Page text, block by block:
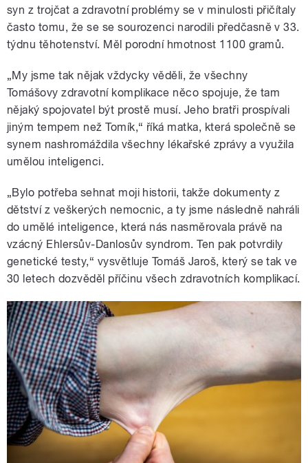
syn z trojčat a zdravotní problémy se v minulosti přičítaly
často tomu, že se se sourozenci narodili předčasně v 33.
týdnu těhotenství. Měl porodní hmotnost 1100 gramů.
„My jsme tak nějak vždycky věděli, že všechny
Tomášovy zdravotní komplikace něco spojuje, že tam
nějaký spojovatel být prostě musí. Jeho bratři prospívali
jiným tempem než Tomík,“ říká matka, která společně se
synem nashromáždila všechny lékařské zprávy a využila
umělou inteligenci.
„Bylo potřeba sehnat moji historii, takže dokumenty z
dětství z veškerých nemocnic, a ty jsme následně nahráli
do umělé inteligence, která nás nasměrovala právě na
vzácný Ehlersův-Danlosův syndrom. Ten pak potvrdily
genetické testy,“ vysvětluje Tomáš Jaroš, který se tak ve
30 letech dozvěděl příčinu všech zdravotních komplikací.